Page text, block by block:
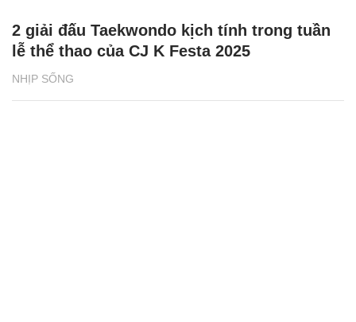
NHỊP SỐNG
2 giải đấu Taekwondo kịch tính trong tuần
lễ thể thao của CJ K Festa 2025